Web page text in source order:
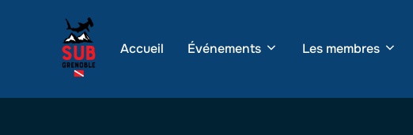
Accueil Événements Les membres